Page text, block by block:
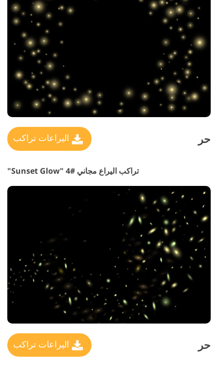
حر اليراعات تراكب
تراكب اليراع مجاني #4 "Sunset Glow"
حر اليراعات تراكب